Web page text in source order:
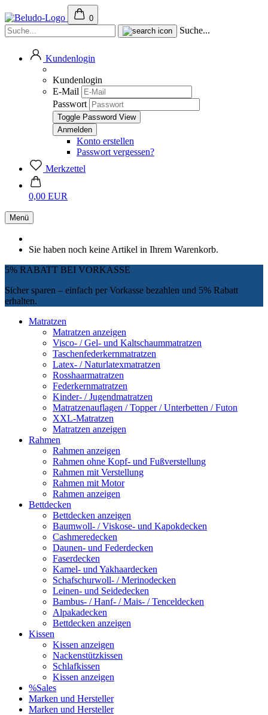
0
Suche...
Kundenlogin
Kundenlogin
E-Mail
Passwort
Toggle Password View
Konto erstellen
Passwort vergessen?
Merkzettel
0,00 EUR
Menü
Sie haben noch keine Artikel in Ihrem Warenkorb.
5% RABATT BEI VORKASSE
Sicher sparen – einfach per Vorkasse bezahlen und 5% Rabatt
erhalten.
Matratzen
Matratzen anzeigen
Visco- / Gel- und Kaltschaummatratzen
Taschenfederkernmatratzen
Latex- / Naturlatexmatratzen
Rosshaarmatratzen
Federkernmatratzen
Kinder- / Jugendmatratzen
Matratzenauflagen / Topper / Unterbetten / Futon
XXL-Matratzen
Matratzen anzeigen
Rahmen
Rahmen anzeigen
Rahmen ohne Kopf- und Fußverstellung
Rahmen mit Verstellung
Rahmen mit Motor
Rahmen anzeigen
Bettdecken
Bettdecken anzeigen
Baumwoll- / Viskose- und Kapokdecken
Cashmeredecken
Daunen- und Federdecken
Faserdecken
Kamel- und Yakhaardecken
Schafschurwoll- / Merinodecken
Leinen- und Seidedecken
Bambus- / Hanf- / Mais- / Tenceldecken
Alpakadecken
Bettdecken anzeigen
Kissen
Kissen anzeigen
Nackenstützkissen
Schlafkissen
Kissen anzeigen
%Sales
Marken und Hersteller
Marken und Hersteller